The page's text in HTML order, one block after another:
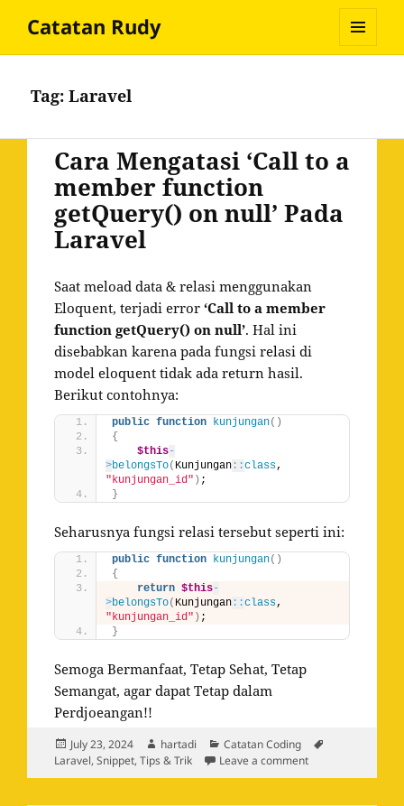
Catatan Rudy
MENU
Tag:Laravel
Cara Mengatasi ‘Call to a
member function
getQuery() on null’ Pada
Laravel
Saat meload data & relasi menggunakan
Eloquent, terjadi error ‘Call to a member
function getQuery() on null’. Hal ini
disebabkan karena pada fungsi relasi di
model eloquent tidak ada return hasil.
Berikut contohnya:
public function kunjungan()
{
$this-
>belongsTo( Kunjungan ::class
"kunjungan_id" ) ;
}
Seharusnya fungsi relasi tersebut seperti ini:
public function kunjungan()
{
return $this-
>belongsTo( Kunjungan ::class
"kunjungan_id" ) ;
}
Semoga Bermanfaat, Tetap Sehat, Tetap
Semangat, agar dapat Tetap dalam
Perdjoeangan!!
Posted
on
July 23, 2024 Author
hartadi Categories
Catatan Coding
Laravel, Snippet, Tips & Trik Leave a commenton Cara